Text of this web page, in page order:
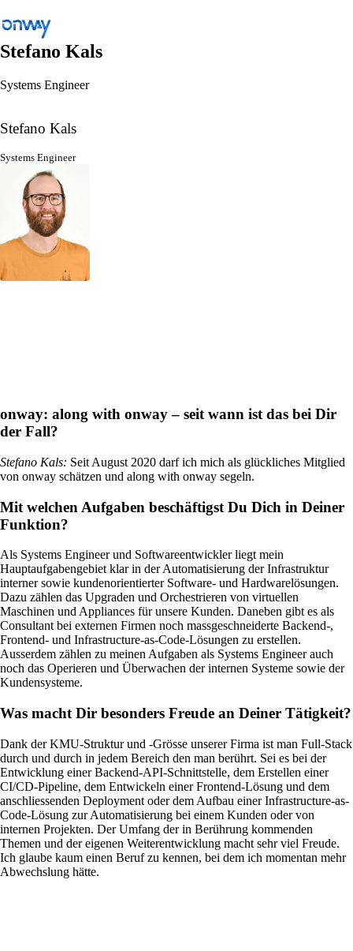
Standorte und Dinge verbinden
Branche
Öffentlicher Verkehr
sicheren und stabilen Verbindungen – für
höchste Qualität.
Individuelle und sichere Netzwerkzugriffe
nach Ihren Bedürfnissen.
Internet of Things
Das Internet der Dinge erobert die digitale
Welt – unsere Softwares ermöglichen Ihnen
Lösungen
Stefano Kals
Systems Engineer
Stefano Kals
Systems Engineer
onway: along with onway – seit wann ist das bei Dir
der Fall?
Stefano Kals: Seit August 2020 darf ich mich als glückliches Mitglied
von onway schätzen und along with onway segeln.
Mit welchen Aufgaben beschäftigst Du Dich in Deiner
Funktion?
Als Systems Engineer und Softwareentwickler liegt mein
Hauptaufgabengebiet klar in der Automatisierung der Infrastruktur
interner sowie kundenorientierter Software- und Hardwarelösungen.
Dazu zählen das Upgraden und Orchestrieren von virtuellen
Maschinen und Appliances für unsere Kunden. Daneben gibt es als
Consultant bei externen Firmen noch massgeschneiderte Backend-,
Frontend- und Infrastructure-as-Code-Lösungen zu erstellen.
Ausserdem zählen zu meinen Aufgaben als Systems Engineer auch
noch das Operieren und Überwachen der internen Systeme sowie der
Kundensysteme.
Was macht Dir besonders Freude an Deiner Tätigkeit?
Dank der KMU-Struktur und -Grösse unserer Firma ist man Full-Stack
durch und durch in jedem Bereich den man berührt. Sei es bei der
Entwicklung einer Backend-API-Schnittstelle, dem Erstellen einer
CI/CD-Pipeline, dem Entwickeln einer Frontend-Lösung und dem
anschliessenden Deployment oder dem Aufbau einer Infrastructure-as-
Code-Lösung zur Automatisierung bei einem Kunden oder von
internen Projekten. Der Umfang der in Berührung kommenden
Themen und der eigenen Weiterentwicklung macht sehr viel Freude.
Ich glaube kaum einen Beruf zu kennen, bei dem ich momentan mehr
Abwechslung hätte.